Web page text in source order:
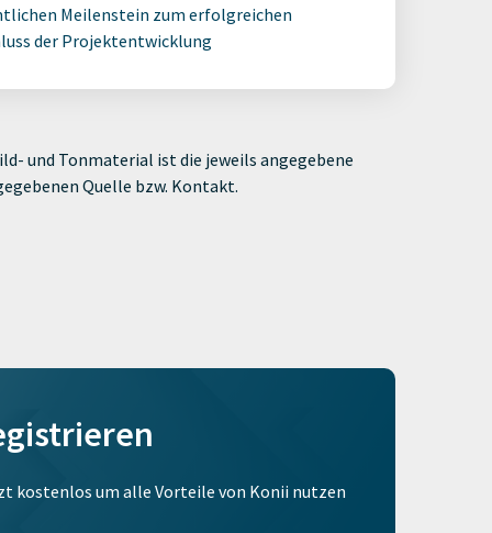
Meilenstein zum erfolgreichen
der Projektentwicklung
und Tonmaterial ist die jeweils angegebene
Quelle bzw. Kontakt.
kostenlos um alle Vorteile von Konii nutzen